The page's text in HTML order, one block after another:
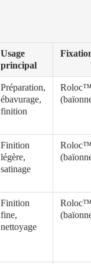
Usage
principal
Préparation,
ébavurage,
finition
Finition
légère,
satinage
Finition
fine,
nettoyage